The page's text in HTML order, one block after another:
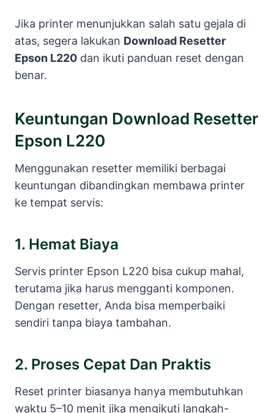
Jika printer menunjukkan salah satu gejala di
atas, segera lakukan Download Resetter
Epson L220 dan ikuti panduan reset dengan
benar.
Keuntungan Download Resetter
Epson L220
Menggunakan resetter memiliki berbagai
keuntungan dibandingkan membawa printer
ke tempat servis:
1. Hemat Biaya
Servis printer Epson L220 bisa cukup mahal,
terutama jika harus mengganti komponen.
Dengan resetter, Anda bisa memperbaiki
sendiri tanpa biaya tambahan.
2. Proses Cepat Dan Praktis
Reset printer biasanya hanya membutuhkan
waktu 5–10 menit jika mengikuti langkah-